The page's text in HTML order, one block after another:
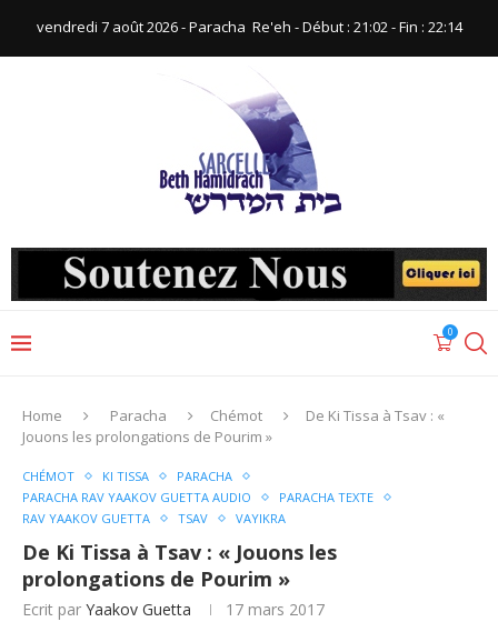
vendredi 7 août 2026 - Paracha ‪ Re'eh‬ - Début : 21:02‬ - Fin : ‪22:14‬
0
Home Paracha Chémot
De Ki Tissa à Tsav : «
Jouons les prolongations de Pourim »
CHÉMOT KI TISSA
PARACHA
PARACHA RAV YAAKOV GUETTA AUDIO
PARACHA TEXTE
RAV YAAKOV GUETTA
TSAV VAYIKRA
De Ki Tissa à Tsav : « Jouons les
prolongations de Pourim »
Ecrit par Yaakov Guetta 17 mars 2017